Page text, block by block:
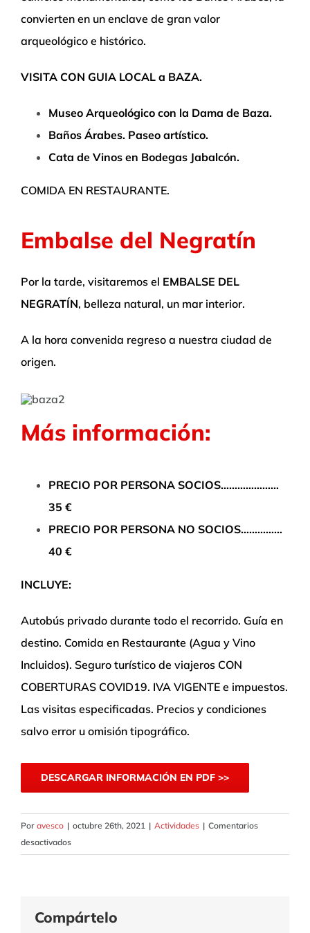
convierten en un enclave de gran valor
arqueológico e histórico.
VISITA CON GUIA LOCAL a BAZA.
Museo Arqueológico con la Dama de Baza.
Baños Árabes. Paseo artístico.
Cata de Vinos en Bodegas Jabalcón.
COMIDA EN RESTAURANTE.
Embalse del Negratín
Por la tarde, visitaremos el EMBALSE DEL
NEGRATÍN, belleza natural, un mar interior.
A la hora convenida regreso a nuestra ciudad de
origen.
Más información:
PRECIO POR PERSONA SOCIOS…………………
35 €
PRECIO POR PERSONA NO SOCIOS……………
40 €
INCLUYE:
Autobús privado durante todo el recorrido. Guía en
destino. Comida en Restaurante (Agua y Vino
Incluidos). Seguro turístico de viajeros CON
COBERTURAS COVID19. IVA VIGENTE e impuestos.
Las visitas especificadas. Precios y condiciones
salvo error u omisión tipográfico.
DESCARGAR INFORMACIÓN EN PDF >>
Por avesco | octubre 26th, 2021 | Actividades | Comentarios
desactivadosen
Excursión
Embalse
Compártelo